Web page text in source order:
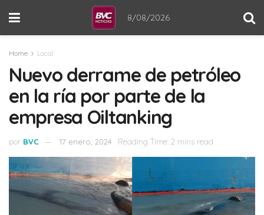
8/08/2026
Home Local
Nuevo derrame de petróleo
en la ría por parte de la
empresa Oiltanking
por BVC 17 enero, 2024 Reading Time: 2 mins read